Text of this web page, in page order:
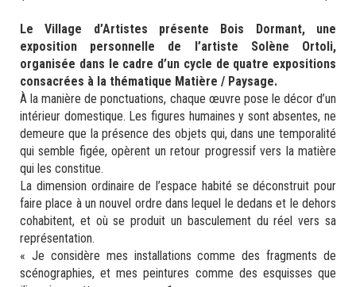
Le Village d’Artistes présente Bois Dormant, une
exposition personnelle de l’artiste Solène Ortoli,
organisée dans le cadre d’un cycle de quatre expositions
consacrées à la thématique Matière / Paysage.
À la manière de ponctuations, chaque œuvre pose le décor d’un
intérieur domestique. Les figures humaines y sont absentes, ne
demeure que la présence des objets qui, dans une temporalité
qui semble figée, opèrent un retour progressif vers la matière
qui les constitue.
La dimension ordinaire de l’espace habité se déconstruit pour
faire place à un nouvel ordre dans lequel le dedans et le dehors
cohabitent, et où se produit un basculement du réel vers sa
représentation.
« Je considère mes installations comme des fragments de
scénographies, et mes peintures comme des esquisses que